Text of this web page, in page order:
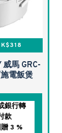
威馬 GRC-
電飯煲
銀行轉
款
3 %